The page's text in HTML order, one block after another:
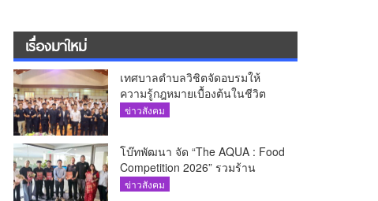
เรื่องมาใหม่
เทศบาลตำบลวิชิตจัดอบรมให้
ความรู้กฎหมายเบื้องต้นในชีวิต
ประจำวันแก่เยาวชน
ข่าวสังคม
โบ๊ทพัฒนา จัด “The AQUA : Food
Competition 2026” รวมร้าน
อาหารชั้นนำของ The Shopps at
ข่าวสังคม